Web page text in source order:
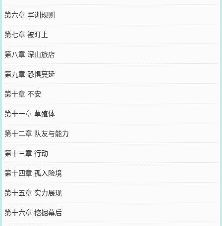
第六章 军训规则
第七章 被盯上
第八章 深山旅店
第九章 恐惧蔓延
第十章 不安
第十一章 草殖体
第十二章 队友与能力
第十三章 行动
第十四章 孤入险境
第十五章 实力展现
第十六章 挖掘幕后